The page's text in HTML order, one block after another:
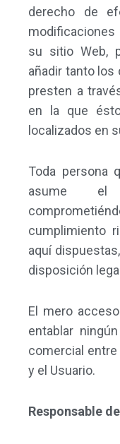
derecho de
su sitio Web,
añadir tanto
presten a
en la que
localizados en
Toda persona
asume el
cumplimiento
aquí
disposición
El mero
entablar
comercial entre
y el Usuario.
Responsable